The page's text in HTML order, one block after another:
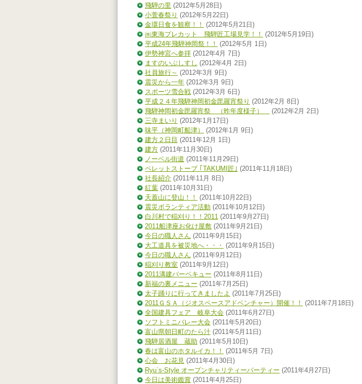
飛騨の里 (2012年5月28日)
小萱春祭り (2012年5月22日)
金環日食を観察！！ (2012年5月21日)
㈱東海プレカット 飛騨匠工場見学！！ (2012年5月19日)
平成24年飛騨神岡祭！！ (2012年5月 1日)
伊勢神宮へ参拝 (2012年4月 7日)
ますのいぶしすし (2012年4月 2日)
社員旅行～ (2012年3月 9日)
震災から一年 (2012年3月 9日)
スポーツ雪合戦 (2012年3月 6日)
平成２４年飛騨神岡初金毘羅宵祭り (2012年2月 8日)
飛騨神岡初金毘羅宵祭 （昨年度様子）
(2012年2月 2日)
三寺まいり (2012年1月17日)
味平（神岡町船津）
(2012年1月 9日)
建方２日目 (2011年12月 1日)
建方 (2011年11月30日)
ノーベル街道 (2011年11月29日)
ペレットストーブ ｢TAKUMI匠｣ (2011年11月18日)
社長紹介 (2011年11月 8日)
紅葉 (2011年10月31日)
天蓋山に登山！！ (2011年10月22日)
震災ボランティア活動 (2011年10月12日)
白川村で稲刈り！！2011 (2011年9月27日)
2011船津座お化け屋敷 (2011年9月21日)
今日の職人さん (2011年9月15日)
大工道具を被災地へ・・・ (2011年9月15日)
今日の職人さん (2011年9月12日)
稲刈り教室 (2011年9月12日)
2011溝建バーベキュー (2011年8月11日)
新福の裏メニュー (2011年7月25日)
太子踊りに行ってきましたよ (2011年7月25日)
2011ＧＳＡ（ジオスペースアドベンチャー）開催！！ (2011年7月18日)
全国建具フェア 岐阜大会 (2011年6月27日)
ソフトミニバレー大会 (2011年5月20日)
富山県朝日町のたら汁 (2011年5月11日)
飛騨居酒屋 蔵助 (2011年5月10日)
春は富山のホタルイカ！！ (2011年5月 7日)
心会 お花見 (2011年4月30日)
Ryu`s-Style オープンチャリティーパーティー (2011年4月27日)
今日は美術鑑賞 (2011年4月25日)